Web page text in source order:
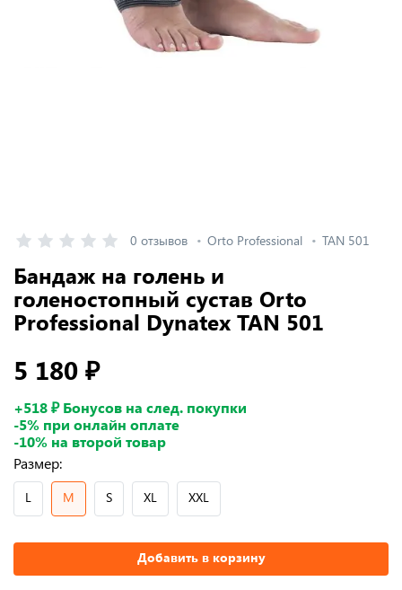
0 отзывов Orto Professional TAN 501
Бандаж на голень и
голеностопный сустав Orto
Professional Dynatex TAN 501
5 180 ₽
+518 ₽ Бонусов на след. покупки
-5% при онлайн оплате
-10% на второй товар
Размер:
L M S XL XXL
Добавить в корзину